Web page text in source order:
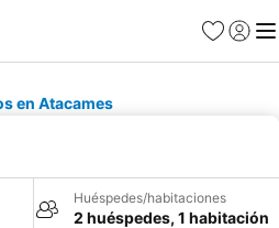
Favoritos
Iniciar
en Atacames
Huéspedes/habitaciones
2 huéspedes, 1 habitación